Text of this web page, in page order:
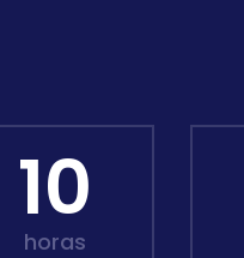
10
horas